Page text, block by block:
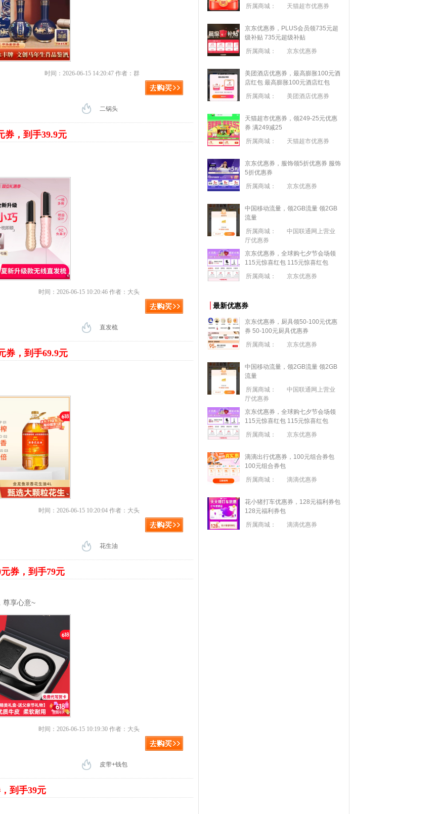
时间：2026-06-15 14:20:47 作者：群
二锅头
券，到手39.9元
时间：2026-06-15 10:20:46 作者：大头
直发梳
券，到手69.9元
时间：2026-06-15 10:20:04 作者：大头
花生油
券，到手79元
尊享心意~
时间：2026-06-15 10:19:30 作者：大头
皮带+钱包
到手39元
所属商城：
天猫超市优惠券
京东优惠券，PLUS会员领735元超
级补贴 735元超级补贴
所属商城：
京东优惠券
美团酒店优惠券，最高膨胀100元酒
店红包 最高膨胀100元酒店红包
所属商城：
美团酒店优惠券
天猫超市优惠券，领249-25元优惠
券 满249减25
所属商城：
天猫超市优惠券
京东优惠券，服饰领5折优惠券 服饰
5折优惠券
所属商城：
京东优惠券
中国移动流量，领2GB流量 领2GB
流量
所属商城：
中国联通网上营业
厅优惠券
京东优惠券，全球购七夕节会场领
115元惊喜红包 115元惊喜红包
所属商城：
京东优惠券
最新优惠券
京东优惠券，厨具领50-100元优惠
券 50-100元厨具优惠券
所属商城：
京东优惠券
中国移动流量，领2GB流量 领2GB
流量
所属商城：
中国联通网上营业
厅优惠券
京东优惠券，全球购七夕节会场领
115元惊喜红包 115元惊喜红包
所属商城：
京东优惠券
滴滴出行优惠券，100元组合券包
100元组合券包
所属商城：
滴滴优惠券
花小猪打车优惠券，128元福利券包
128元福利券包
所属商城：
滴滴优惠券